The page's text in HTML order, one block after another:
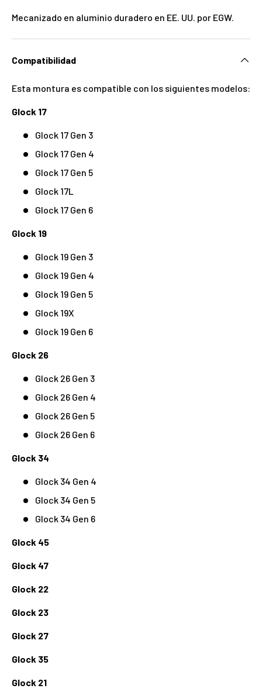
Mecanizado en aluminio duradero en EE. UU. por EGW.
Compatibilidad
Esta montura es compatible con los siguientes modelos:
Glock 17
Glock 17 Gen 3
Glock 17 Gen 4
Glock 17 Gen 5
Glock 17L
Glock 17 Gen 6
Glock 19
Glock 19 Gen 3
Glock 19 Gen 4
Glock 19 Gen 5
Glock 19X
Glock 19 Gen 6
Glock 26
Glock 26 Gen 3
Glock 26 Gen 4
Glock 26 Gen 5
Glock 26 Gen 6
Glock 34
Glock 34 Gen 4
Glock 34 Gen 5
Glock 34 Gen 6
Glock 45
Glock 47
Glock 22
Glock 23
Glock 27
Glock 35
Glock 21